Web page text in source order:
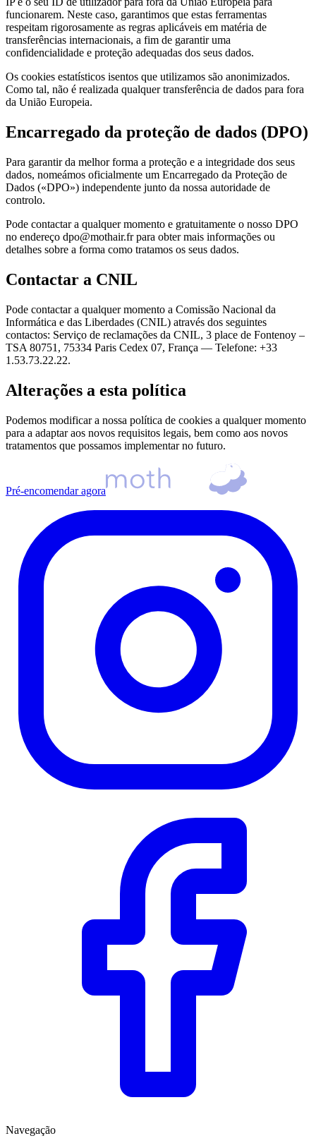
funcionarem. Neste caso, garantimos que estas ferramentas
respeitam rigorosamente as regras aplicáveis em matéria de
transferências internacionais, a fim de garantir uma
confidencialidade e proteção adequadas dos seus dados.
Os cookies estatísticos isentos que utilizamos são anonimizados.
Como tal, não é realizada qualquer transferência de dados para fora
da União Europeia.
Encarregado da proteção de dados (DPO)
Para garantir da melhor forma a proteção e a integridade dos seus
dados, nomeámos oficialmente um Encarregado da Proteção de
Dados («DPO») independente junto da nossa autoridade de
controlo.
Pode contactar a qualquer momento e gratuitamente o nosso DPO
no endereço dpo@mothair.fr para obter mais informações ou
detalhes sobre a forma como tratamos os seus dados.
Contactar a CNIL
Pode contactar a qualquer momento a Comissão Nacional da
Informática e das Liberdades (CNIL) através dos seguintes
contactos: Serviço de reclamações da CNIL, 3 place de Fontenoy –
TSA 80751, 75334 Paris Cedex 07, França — Telefone: +33
1.53.73.22.22.
Alterações a esta política
Podemos modificar a nossa política de cookies a qualquer momento
para a adaptar aos novos requisitos legais, bem como aos novos
tratamentos que possamos implementar no futuro.
Pré-encomendar agora
Navegação